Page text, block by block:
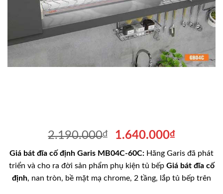
2.190.000₫
Giá
là:
2.190.000₫.
1.640.000₫Giá
tại
là:
Giá bát đĩa cố định Garis MB04C-60C: Hãng Garis đã phát
triển và cho ra đời sản phẩm phụ kiện tủ bếp Giá bát đĩa cố
định, nan tròn, bề mặt mạ chrome, 2 tầng, lắp tủ bếp trên